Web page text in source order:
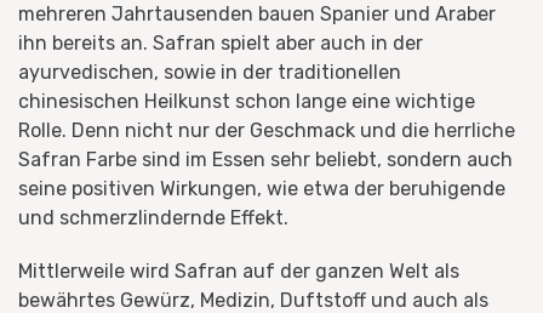
mehreren Jahrtausenden bauen Spanier und Araber
ihn bereits an. Safran spielt aber auch in der
ayurvedischen, sowie in der traditionellen
chinesischen Heilkunst schon lange eine wichtige
Rolle. Denn nicht nur der Geschmack und die herrliche
Safran Farbe sind im Essen sehr beliebt, sondern auch
seine positiven Wirkungen, wie etwa der beruhigende
und schmerzlindernde Effekt.
Mittlerweile wird Safran auf der ganzen Welt als
bewährtes Gewürz, Medizin, Duftstoff und auch als